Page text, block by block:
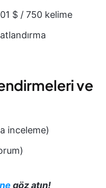
$ / 750 kelime
ve
inceleme)
göz atın!